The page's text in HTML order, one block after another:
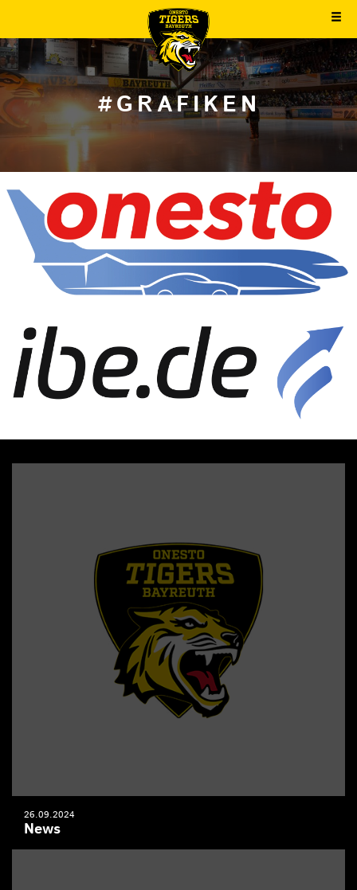
#GRAFIKEN
26.09.2024
News